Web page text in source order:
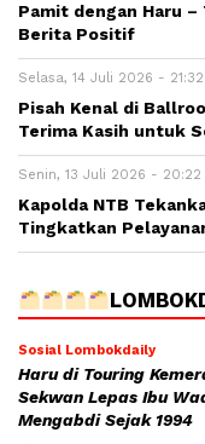
Pamit dengan Haru –
Berita Positif
Selasa, 14 Juli 2026 - 21:32
Pisah Kenal di
Terima Kasih untuk
Senin, 13 Juli 2026 - 20:22
Kapolda NTB
Tingkatkan
Sosial Lombokdaily
Haru di Touring
Sekwan Lepas Ibu
Mengabdi Sejak 1994